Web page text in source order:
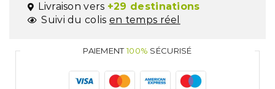
Livraison vers +29 destinations
Suivi du colis en temps réel
PAIEMENT100% SÉCURISÉ